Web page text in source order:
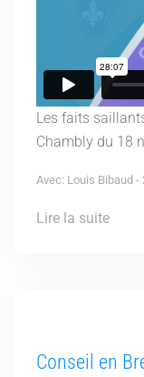
Les faits
Chambly du 18
Avec: Louis Bibaud -
Lire la suite
Conseil en